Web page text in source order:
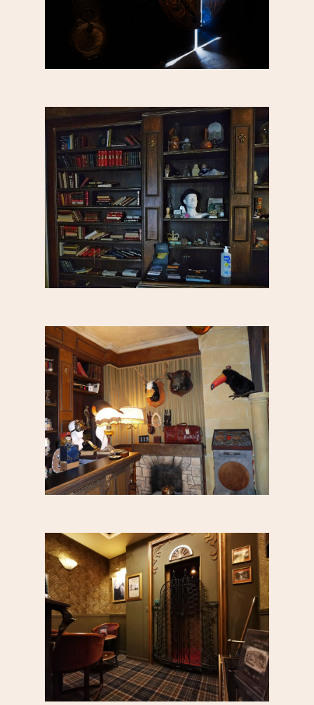
Père Lachaise /
Plaine Lagny
Saint-Blaise / Réunion